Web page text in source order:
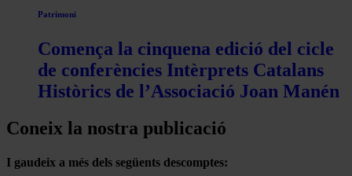
Patrimoni
Comença la cinquena edició del cicle
de conferències Intèrprets Catalans
Històrics de l’Associació Joan Manén
Coneix la nostra publicació
I gaudeix a més dels següents descomptes: